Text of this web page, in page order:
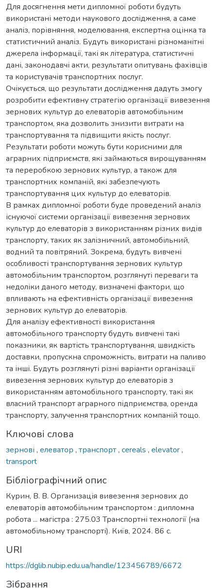
Для досягнення мети дипломної роботи будуть
використані методи наукового дослідження, а саме
аналіз, порівняння, моделювання, експертна оцінка та
статистичний аналіз. Будуть використані різноманітні
джерела інформації, такі як література, статистичні
дані, законодавчі акти, результати опитувань фахівців
та користувачів транспортних послуг.
Очікується, що результати дослідження дадуть змогу
розробити ефективну стратегію організації вивезення
зернових культур до елеваторів автомобільним
транспортом, яка дозволить знизити витрати на
транспортування та підвищити якість послуг.
Результати роботи можуть бути корисними для
аграрних підприємств, які займаються вирощуванням
та переробкою зернових культур, а також для
транспортних компаній, які забезпечують
транспортування цих культур до елеваторів.
В рамках дипломної роботи буде проведений аналіз
існуючої системи організації вивезення зернових
культур до елеваторів з використанням різних видів
транспорту, таких як залізничний, автомобільний,
водний та повітряний. Зокрема, будуть вивчені
особливості транспортування зернових культур
автомобільним транспортом, розглянуті переваги та
недоліки даного методу, визначені фактори, що
впливають на ефективність організації вивезення
зернових культур до елеваторів.
Для аналізу ефективності використання
автомобільного транспорту будуть вивчені такі
показники, як вартість транспортування, швидкість
доставки, пропускна спроможність, витрати на паливо
та інші. Будуть розглянуті різні варіанти організації
вивезення зернових культур до елеваторів з
використанням автомобільного транспорту, такі як
власний транспорт аграрного підприємства, оренда
транспорту, залучення транспортних компаній тощо.
Ключові слова
зернові , елеватор , транспорт, cereals , elevator,
transport
Бібліографічний опис
Курин, В. В. Организація вивезення зернових до
елеваторів автомобільним транспортом : дипломна
робота ... магістра : 275.03 Транспортні технології (на
автомобільному транспорті). Київ, 2024. 86 с.
URI
https://dglib.nubip.edu.ua/handle/123456789/6672
Зібрання